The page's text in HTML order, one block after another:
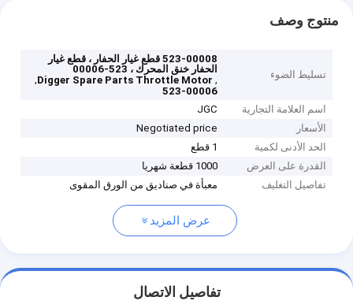
منتوج وصف
تسليط الضوء
523-00008 قطع غيار الحفار ، قطع غيار
الحفار خنق المحرك ، 523-00006
,
Digger Spare Parts Throttle Motor
,
523-00006
اسم العلامة التجارية
JGC
الأسعار
Negotiated price
الحد الأدنى لكمية
1 قطع
القدرة على العرض
1000 قطعة شهريا
تفاصيل التغليف
معبأة في صناديق من الورق المقوى
عرض المزيد
تفاصيل الاتصال